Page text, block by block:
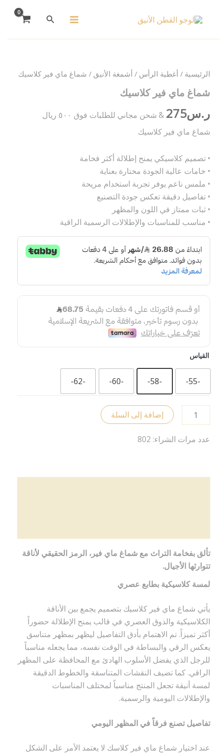
البحث
الرئيسية / أغطية الرأس / أشمغة الأنيق / شماغ ماي فير كلاسيك
شماغ ماي فير كلاسيك
ر.س275 & شحن مجاني للطلبات فوق ٥٠٠ ريال
شماغ ماي فير كلاسيك
• تصميم كلاسيكي يمنح إطلالة أكثر فخامة
• خامات عالية الجودة مختارة بعناية
• ملمس ناعم يوفر تجربة استخدام مريحة
• تفاصيل دقيقة تعكس جودة التصنيع
• ثبات ممتاز في اللون والمظهر
• مناسب للمناسبات والإطلالات الرسمية الراقية
القياس
-55-
-58-
-60-
-62-
فير
إضافة إلى السلة
عدد مرات الشراء: 802
تألق بفخامة التراث مع شماغ ماي فير، الرمز الحقيقي لأناقة
تتوارثها الأجيال.
لمسة كلاسيكية بطابع عصري
يأتي شماغ ماي فير كلاسيك بتصميم يجمع بين الأناقة
الكلاسيكية والذوق العصري في قالب يمنح الإطلالة حضوراً
أكثر تميزاً. تم الاهتمام بأدق التفاصيل ليظهر بمظهر متناسق
يعكس الرقي والبساطة في الوقت نفسه، مما يجعله مناسباً
للرجل الذي يفضل الأسلوب الهادئ مع المحافظة على المظهر
الراقي. كما تضيف النقشات المتناسقة والخطوط الدقيقة
لمسة أنيقة تجعل المنتج مناسباً لمختلف المناسبات
والإطلالات اليومية والرسمية.
تفاصيل تصنع فرقاً في المظهر اليومي
عند اختيار شماغ ماي فير كلاسك لا يعتمد الأمر على الشكل